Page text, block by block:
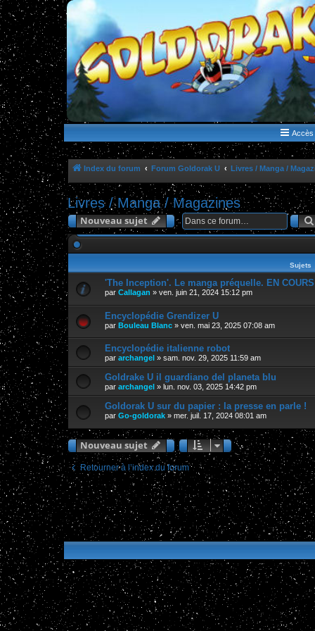
WWW.GOLDORAKGO.COM
le site de la Lune Rouge
Accès
Index du forum Forum Goldorak U Livres / Manga /
Livres / Manga / Magazines
Nouveau sujet
Sujets
'The Inception'. Le manga préquelle. EN
par Callagan » ven. juin 21, 2024 15:12 pm
Encyclopédie Grendizer U
par Bouleau Blanc » ven. mai 23, 2025 07:08 am
Encyclopédie italienne robot
par archangel » sam. nov. 29, 2025 11:59 am
Goldrake U il guardiano del planeta blu
par archangel » lun. nov. 03, 2025 14:42 pm
Goldorak U sur du papier : la presse en parle !
par Go-goldorak » mer. juil. 17, 2024 08:01 am
Nouveau sujet
Retourner à l’index du forum